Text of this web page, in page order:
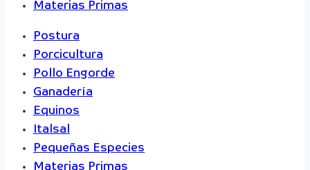
Materias Primas
Postura
Porcicultura
Pollo Engorde
Ganadería
Equinos
Italsal
Pequeñas Especies
Materias Primas